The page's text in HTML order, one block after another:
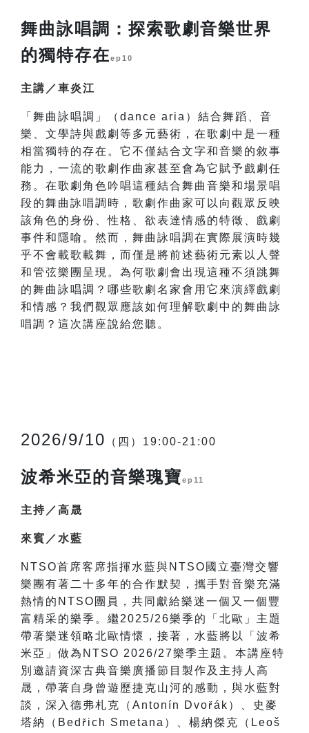
舞曲詠唱調：探索歌劇音樂世界
的獨特存在ep10
主講／車炎江
「舞曲詠唱調」（dance aria）結合舞蹈、音
樂、文學詩與戲劇等多元藝術，在歌劇中是一種
相當獨特的存在。它不僅結合文字和音樂的敘事
能力，一流的歌劇作曲家甚至會為它賦予戲劇任
務。在歌劇角色吟唱這種結合舞曲音樂和場景唱
段的舞曲詠唱調時，歌劇作曲家可以向觀眾反映
該角色的身份、性格、欲表達情感的特徵、戲劇
事件和隱喻。然而，舞曲詠唱調在實際展演時幾
乎不會載歌載舞，而僅是將前述藝術元素以人聲
和管弦樂團呈現。為何歌劇會出現這種不須跳舞
的舞曲詠唱調？哪些歌劇名家會用它來演繹戲劇
和情感？我們觀眾應該如何理解歌劇中的舞曲詠
唱調？這次講座說給您聽。
2026/9/10 （四）19:00-21:00
波希米亞的音樂瑰寶ep11
主持／高晟
來賓／水藍
NTSO首席客席指揮水藍與NTSO國立臺灣交響
樂團有著二十多年的合作默契，攜手對音樂充滿
熱情的NTSO團員，共同獻給樂迷一個又一個豐
富精采的樂季。繼2025/26樂季的「北歐」主題
帶著樂迷領略北歐情懷，接著，水藍將以「波希
米亞」做為NTSO 2026/27樂季主題。本講座特
別邀請資深古典音樂廣播節目製作及主持人高
晟，帶著自身曾遊歷捷克山河的感動，與水藍對
談，深入德弗札克（Antonín Dvořá k ）、史麥
塔納（Bed řich Smetana ）、楊納傑克（Leoš